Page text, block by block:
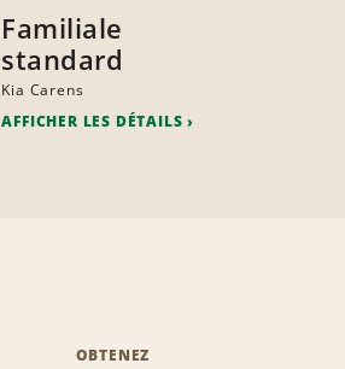
Familiale
standard
Kia Carens
AFFICHER LES DÉTAILS
OBTENEZ